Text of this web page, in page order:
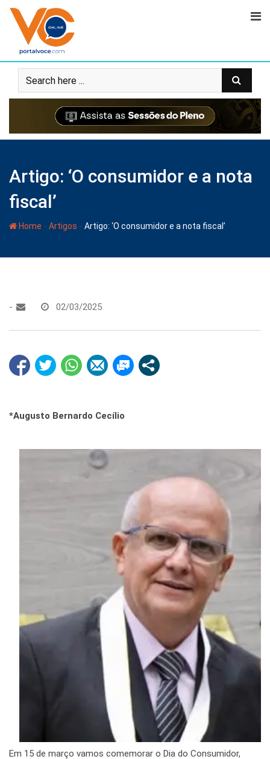
Artigo: ‘O consumidor e a nota
fiscal’
Home - Artigos - Artigo: ‘O consumidor e a nota fiscal’
- 02/03/2025
*Augusto Bernardo Cecílio
Em 15 de março vamos comemorar o Dia do Consumidor,